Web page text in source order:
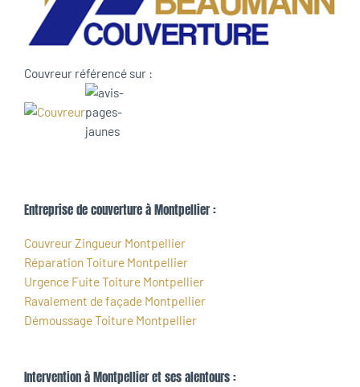
Couvreur référencé sur :
Entreprise de couverture à Montpellier :
Couvreur Zingueur Montpellier
Réparation Toiture Montpellier
Urgence Fuite Toiture Montpellier
Ravalement de façade Montpellier
Démoussage Toiture Montpellier
Intervention à Montpellier et ses alentours :